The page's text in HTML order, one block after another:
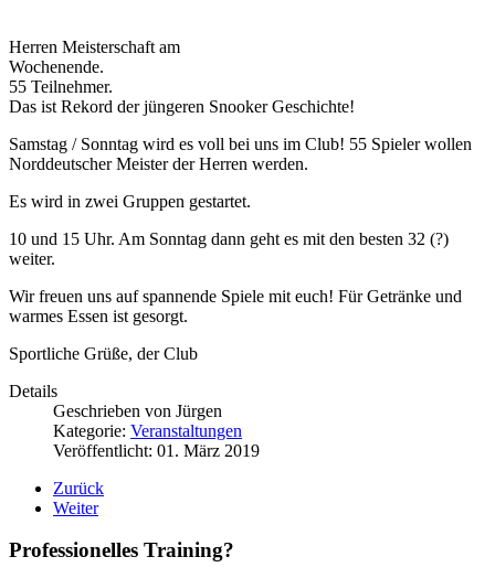
Herren Meisterschaft am
Wochenende.
55 Teilnehmer.
Das ist Rekord der jüngeren Snooker Geschichte!
Samstag / Sonntag wird es voll bei uns im Club! 55 Spieler wollen
Norddeutscher Meister der Herren werden.
Es wird in zwei Gruppen gestartet.
10 und 15 Uhr. Am Sonntag dann geht es mit den besten 32 (?)
weiter.
Wir freuen uns auf spannende Spiele mit euch! Für Getränke und
warmes Essen ist gesorgt.
Sportliche Grüße, der Club
Details
Geschrieben von Jürgen
Kategorie: Veranstaltungen
Veröffentlicht: 01. März 2019
Zurück
Weiter
Professionelles Training?